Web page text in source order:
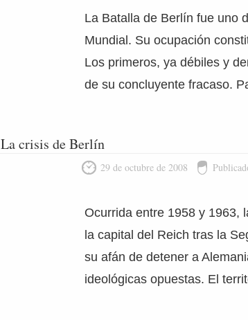
La Batalla de Berlín fue uno
Mundial. Su ocupación
Los primeros, ya débiles y
de su concluyente fracaso.
La crisis de Berlín
29 de octubre de 2008
Ocurrida entre 1958 y 1963,
la capital del Reich tras la
su afán de detener a
ideológicas opuestas. El